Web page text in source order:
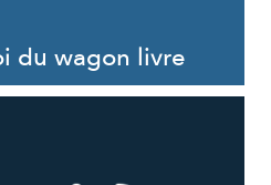
du wagon livre